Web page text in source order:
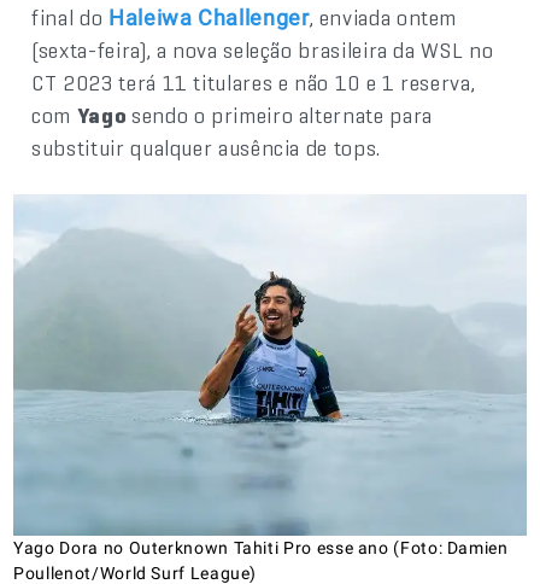
final do Haleiwa Challenger, enviada ontem
(sexta-feira), a nova seleção brasileira da WSL no
CT 2023 terá 11 titulares e não 10 e 1 reserva,
com Yago sendo o primeiro alternate para
substituir qualquer ausência de tops.
Yago Dora no Outerknown Tahiti Pro esse ano (Foto: Damien
Poullenot/World Surf League)